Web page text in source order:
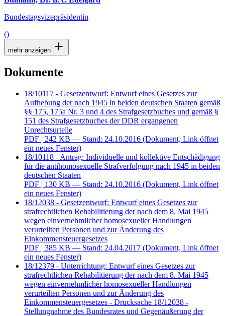
Bundestagsvizepräsidentin
()
mehr anzeigen
Dokumente
18/10117 - Gesetzentwurf: Entwurf eines Gesetzes zur
Aufhebung der nach 1945 in beiden deutschen Staaten gemäß
§§ 175, 175a Nr. 3 und 4 des Strafgesetzbuches und gemäß §
151 des Strafgesetzbuches der DDR ergangenen
Unrechtsurteile
PDF | 242 KB — Stand: 24.10.2016 (Dokument, Link öffnet
ein neues Fenster)
18/10118 - Antrag: Individuelle und kollektive Entschädigung
für die antihomosexuelle Strafverfolgung nach 1945 in beiden
deutschen Staaten
PDF | 130 KB — Stand: 24.10.2016 (Dokument, Link öffnet
ein neues Fenster)
18/12038 - Gesetzentwurf: Entwurf eines Gesetzes zur
strafrechtlichen Rehabilitierung der nach dem 8. Mai 1945
wegen einvernehmlicher homosexueller Handlungen
verurteilten Personen und zur Änderung des
Einkommensteuergesetzes
PDF | 385 KB — Stand: 24.04.2017 (Dokument, Link öffnet
ein neues Fenster)
18/12379 - Unterrichtung: Entwurf eines Gesetzes zur
strafrechtlichen Rehabilitierung der nach dem 8. Mai 1945
wegen einvernehmlicher homosexueller Handlungen
verurteilten Personen und zur Änderung des
Einkommensteuergesetzes - Drucksache 18/12038 -
Stellungnahme des Bundesrates und Gegenäußerung der